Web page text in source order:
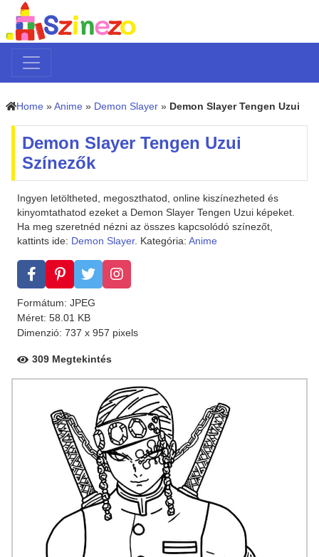
Home » Anime » Demon Slayer » Demon Slayer Tengen Uzui
Demon Slayer Tengen Uzui
Színezők
Ingyen letöltheted, megoszthatod, online kiszínezheted és
kinyomtathatod ezeket a Demon Slayer Tengen Uzui képeket.
Ha meg szeretnéd nézni az összes kapcsolódó színezőt,
kattints ide: Demon Slayer. Kategória: Anime
Formátum: JPEG
Méret: 58.01 KB
Dimenzió: 737 x 957 pixels
309 Megtekintés